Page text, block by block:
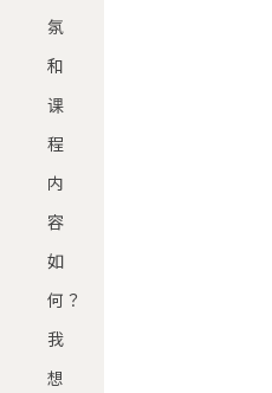
氛
和
课
程
内
容
如
何？
我
想